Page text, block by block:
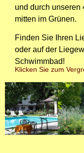
und durch unseren
mitten im Grünen.
Finden Sie Ihren
oder auf der
Schwimmbad!
Klicken Sie zum